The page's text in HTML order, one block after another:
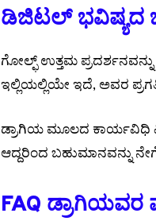
ಡಿಜಿಟಲ್ ಭವಿಷ್ಯದ
ಗೋಲ್ಫ್ ಉತ್ತಮ ಪ್ರದರ್ಶನವನ್ನು
ಇಲ್ಲಿಯಲ್ಲಿಯೇ ಇದೆ, ಅವರ
ಡ್ರಾಗಿಯ ಮೂಲದ ಕಾರ್ಯವಿಧಿ
ಆದ್ದರಿಂದ ಬಹುಮಾನವನ್ನು
FAQ ಡ್ರಾಗಿಯವರ